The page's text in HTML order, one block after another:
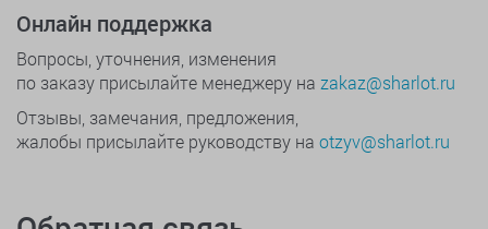
Онлайн поддержка
Вопросы, уточнения, изменения
по заказу присылайте менеджеру на zakaz@sharlot.ru
Отзывы, замечания, предложения,
жалобы присылайте руководству на otzyv@sharlot.ru